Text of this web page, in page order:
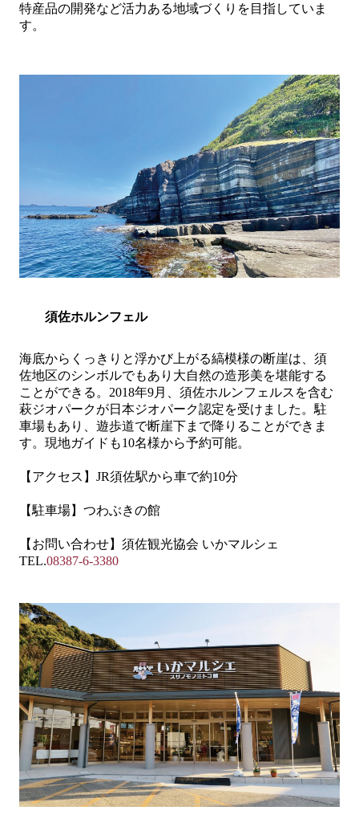
特産品の開発など活力ある地域づくりを目指していま
す。
須佐ホルンフェル
海底からくっきりと浮かび上がる縞模様の断崖は、須
佐地区のシンボルでもあり大自然の造形美を堪能する
ことができる。 2018年9月、須佐ホルンフェルスを含む
萩ジオパークが日本ジオパーク認定を受けました。駐
車場もあり、遊歩道で断崖下まで降りることができま
す。現地ガイドも10名様から予約可能。
【アクセス】JR須佐駅から車で約10分
【駐車場】つわぶきの館
【お問い合わせ】須佐観光協会 いかマルシェ
TEL.08387-6-3380